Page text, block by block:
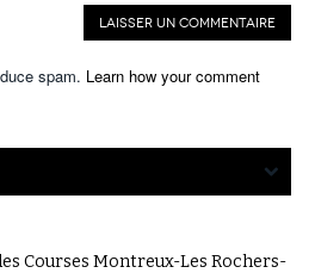
spam. Learn how your comment
Courses Montreux-Les Rochers-